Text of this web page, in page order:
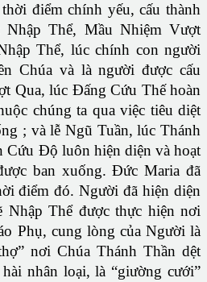
điểm chính yếu, cấu thành
Thể, Mầu Nhiệm Vượt
Thể, lúc chính con người
Chúa và là người được cấu
Qua, lúc Ðấng Cứu Thế hoàn
chúng ta qua việc tiêu diệt
; và lễ Ngũ Tuần, lúc Thánh
Cứu Ðộ luôn hiện diện và hoạt
ban xuống. Ðức Maria đã
điểm đó. Người đã hiện diện
Nhập Thể được thực hiện nơi
Phụ, cung lòng của Người là
nơi Chúa Thánh Thần dệt
nhân loại, là “giường cưới”